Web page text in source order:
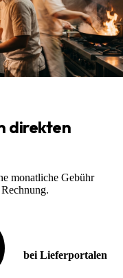
direkten
monatliche Gebühr
bei Lieferportalen